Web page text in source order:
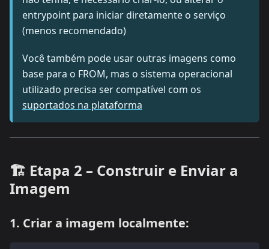
entrypoint para iniciar diretamente o serviço
(menos recomendado)
Você também pode usar outras imagens como
base para o FROM, mas o sistema operacional
utilizado precisa ser compatível com os
suportados na plataforma
🏗️ Etapa 2 – Construir e Enviar a
Imagem
1. Criar a imagem localmente: